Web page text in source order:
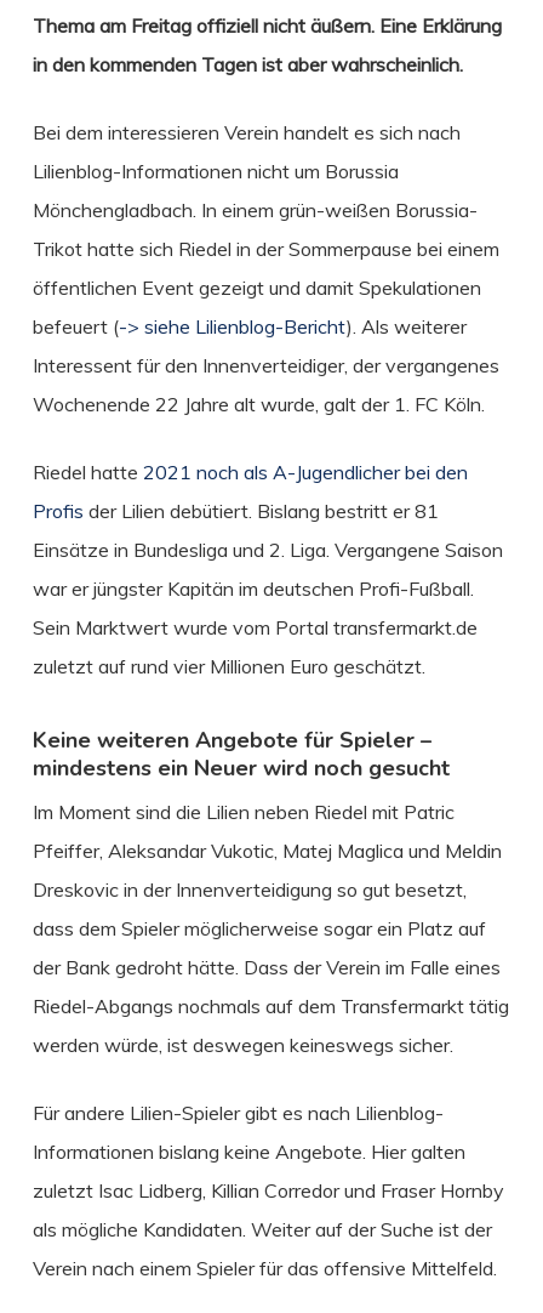
Thema am Freitag offiziell nicht äußern. Eine Erklärung
in den kommenden Tagen ist aber wahrscheinlich.
Bei dem interessieren Verein handelt es sich nach
Lilienblog-Informationen nicht um Borussia
Mönchengladbach. In einem grün-weißen Borussia-
Trikot hatte sich Riedel in der Sommerpause bei einem
öffentlichen Event gezeigt und damit Spekulationen
befeuert (-> siehe Lilienblog-Bericht). Als weiterer
Interessent für den Innenverteidiger, der vergangenes
Wochenende 22 Jahre alt wurde, galt der 1. FC Köln.
Riedel hatte 2021 noch als A-Jugendlicher bei den
Profis der Lilien debütiert. Bislang bestritt er 81
Einsätze in Bundesliga und 2. Liga. Vergangene Saison
war er jüngster Kapitän im deutschen Profi-Fußball.
Sein Marktwert wurde vom Portal transfermarkt.de
zuletzt auf rund vier Millionen Euro geschätzt.
Keine weiteren Angebote für Spieler –
mindestens ein Neuer wird noch gesucht
Im Moment sind die Lilien neben Riedel mit Patric
Pfeiffer, Aleksandar Vukotic, Matej Maglica und Meldin
Dreskovic in der Innenverteidigung so gut besetzt,
dass dem Spieler möglicherweise sogar ein Platz auf
der Bank gedroht hätte. Dass der Verein im Falle eines
Riedel-Abgangs nochmals auf dem Transfermarkt tätig
werden würde, ist deswegen keineswegs sicher.
Für andere Lilien-Spieler gibt es nach Lilienblog-
Informationen bislang keine Angebote. Hier galten
zuletzt Isac Lidberg, Killian Corredor und Fraser Hornby
als mögliche Kandidaten. Weiter auf der Suche ist der
Verein nach einem Spieler für das offensive Mittelfeld.